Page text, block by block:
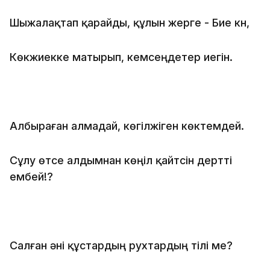
Шыжалақтап қарайды, құлын жерге - Бие күн,
Көкжиекке матырып, кемсеңдетер иегін.
Албыраған алмадай, көгілжіген көктемдей.
Сұлу өтсе алдымнан көңіл қайтсін дертті
ембей!?
Салған әні құстардың руxтардың тілі ме?